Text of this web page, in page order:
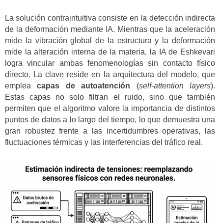
La solución contraintuitiva consiste en la detección indirecta
de la deformación mediante IA. Mientras que la aceleración
mide la vibración global de la estructura y la deformación
mide la alteración interna de la materia, la IA de Eshkevari
logra vincular ambas fenomenologías sin contacto físico
directo. La clave reside en la arquitectura del modelo, que
empleacapas de autoatención (self-attention layers).
Estas capas no solo filtran el ruido, sino que también
permiten que el algoritmo valore la importancia de distintos
puntos de datos a lo largo del tiempo, lo que demuestra una
gran robustez frente a las incertidumbres operativas, las
fluctuaciones térmicas y las interferencias del tráfico real.